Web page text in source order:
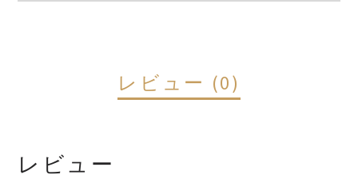
レビュー (0)
レビュー